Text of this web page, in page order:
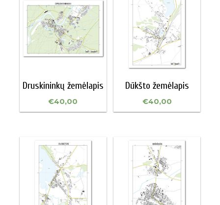
Druskininkų žemėlapis
€40,00
Dūkšto žemėlapis
€40,00